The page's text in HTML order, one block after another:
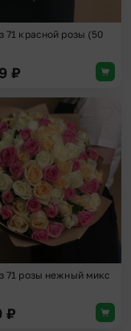
71 красной розы (50
₽
71 розы нежный микс
₽